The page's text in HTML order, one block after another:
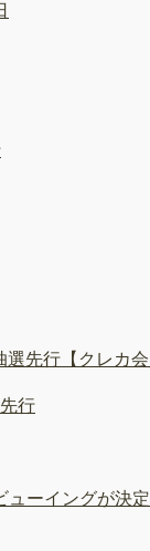
先行【クレカ会
行
ューイングが決定